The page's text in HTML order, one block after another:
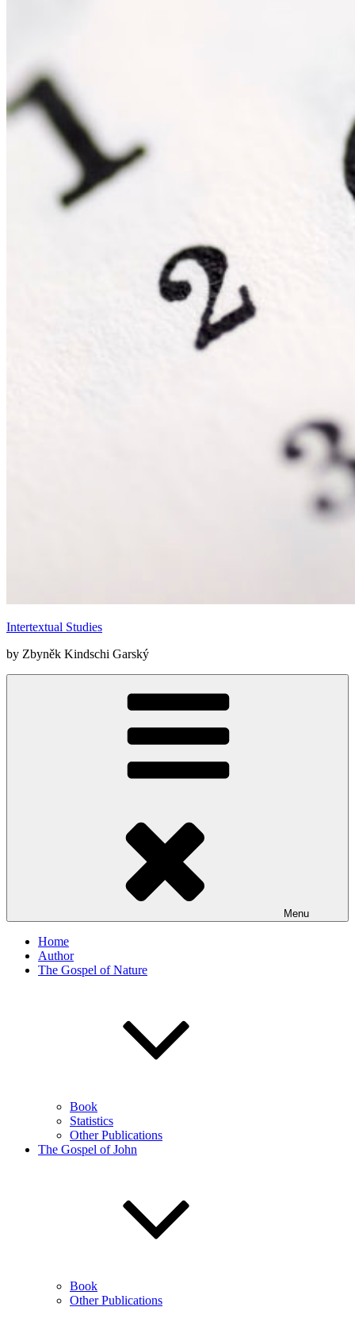
Intertextual Studies
by Zbyněk Kindschi Garský
Menu
Home
Author
The Gospel of Nature
Book
Statistics
Other Publications
The Gospel of John
Book
Other Publications